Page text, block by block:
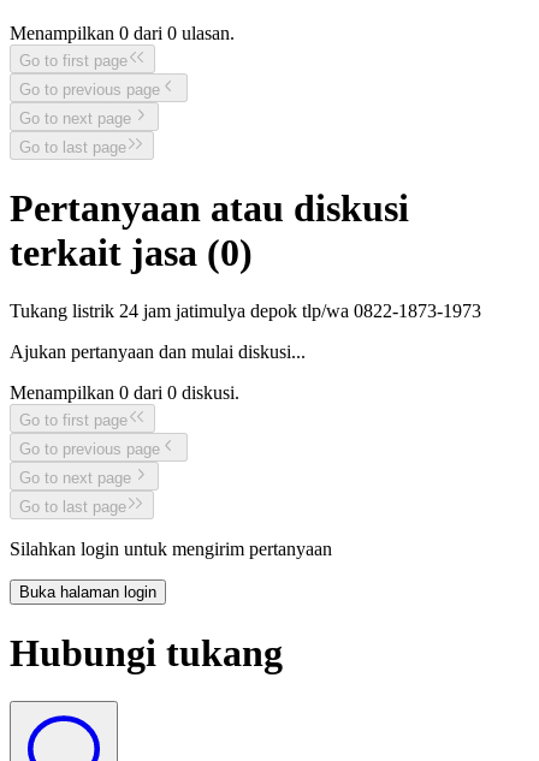
Menampilkan 0 dari 0 ulasan.
Go to first page
Go to previous page
Go to next page
Go to last page
Pertanyaan atau diskusi
terkait jasa (0)
Tukang listrik 24 jam jatimulya depok tlp/wa 0822-1873-1973
Ajukan pertanyaan dan mulai diskusi...
Menampilkan 0 dari 0 diskusi.
Go to first page
Go to previous page
Go to next page
Go to last page
Silahkan login untuk mengirim pertanyaan
Buka halaman login
Hubungi tukang